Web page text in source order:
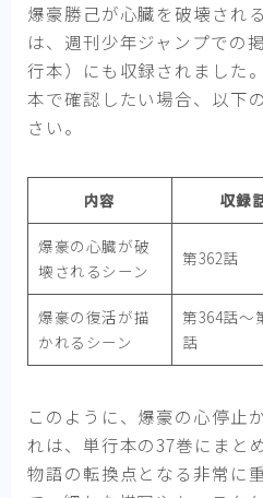
爆豪勝己が心臓を破壊され
は、週刊少年ジャンプでの
行本）にも収録されました
本で確認したい場合、以下
さい。
内容 収録
爆豪の心臓が破
壊されるシーン
第362話
爆豪の復活が描
かれるシーン
第364話～
話
このように、爆豪の心停止
れは、単行本の37巻にまと
物語の転換点となる非常に